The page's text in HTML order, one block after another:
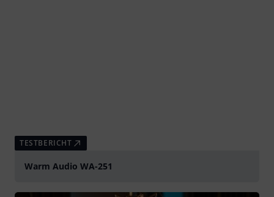
TESTBERICHT
Warm Audio WA-251